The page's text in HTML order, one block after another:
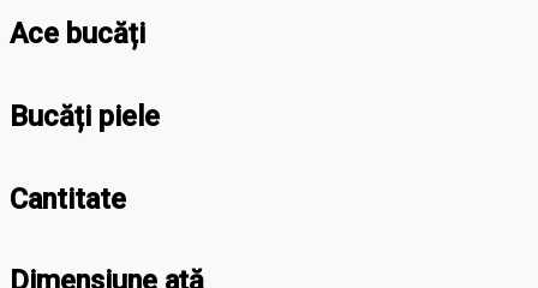
Ace bucăți
Bucăți piele
Cantitate
Dimensiune ață